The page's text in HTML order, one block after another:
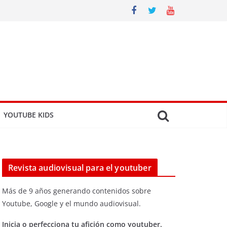
YOUTUBE KIDS
Revista audiovisual para el youtuber
Más de 9 años generando contenidos sobre
Youtube, Google y el mundo audiovisual.
Inicia o perfecciona tu afición como youtuber.